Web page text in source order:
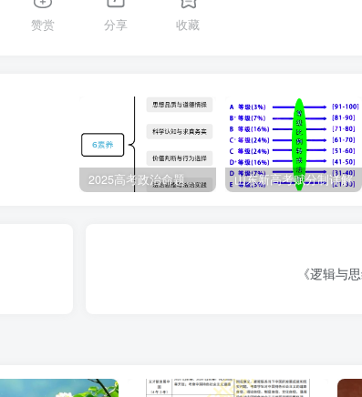
难题，被誉为“海底绣花”第一舵手……“中国好人”并非
扬‘好人’精神，激扬中国力量”为题撰写一篇短评。要
科术语使用规范；④总字数在200字左右。
民、服务社会、推动发展的功能；文化对中华民族的
物、论证和探究问题
赞赏 分享 收藏
2025高考政治命题纲要解读 山东新高考赋分制详解
《逻辑与